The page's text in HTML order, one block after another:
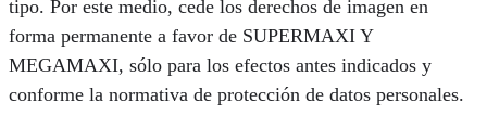
tipo. Por este medio, cede los derechos de imagen en
forma permanente a favor de SUPERMAXI Y
MEGAMAXI, sólo para los efectos antes indicados y
conforme la normativa de protección de datos personales.